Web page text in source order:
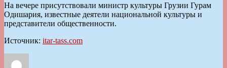
На вечере присутствовали министр культуры Грузии Гурам
Одишария, известные деятели национальной культуры и
представители общественности.
Источник: itar-tass.com